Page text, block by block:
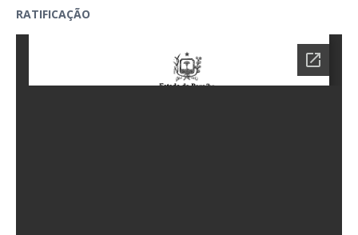
RATIFICAÇÃO